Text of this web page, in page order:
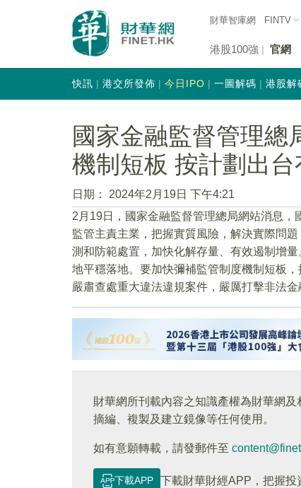
財華智庫網 FINTV
港股100強 官網
快訊 港交所發佈 今日IPO 一圖解碼 港股解
國家金融監督管理總
機制短板 按計劃出
日期：
2024年2月19日 下午4:21
2月19日，國家金融監督管理總局網站消息
監管主責主業，把握實質風險，解決實際問
測和防範處置，加快化解存量、有效遏制增
地平穩落地。要加快彌補監管制度機制短板
嚴肅查處重大違法違規案件，嚴厲打擊非法金
財華網所刊載內容之知識產權為財華網
摘編、複製及建立鏡像等任何使用。
如有意願轉載，請發郵件至
下載APP
下載財華財經APP，把握投